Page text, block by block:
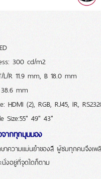
300 cd/m2
L/R 11.9 mm, B 18.0 mm
mm
HDMI (2), RGB, RJ45, IR,
Size:55" 49" 43"
ากทุกมุมมอง
าความแม่นยำของสี ผู้ชมทุกคนจึงเพ
นั่งอยู่ที่จุดใดก็ตาม